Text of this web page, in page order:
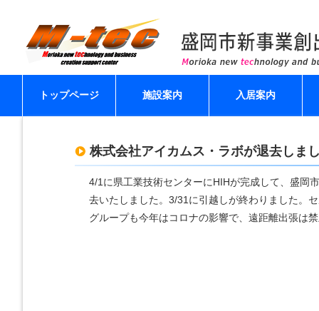
トップページ 施設案内 入居案内
株式会社アイカムス・ラボが退去しま
4/1に県工業技術センターにHIHが完成して、盛岡
去いたしました。3/31に引越しが終わりました。
グループも今年はコロナの影響で、遠距離出張は